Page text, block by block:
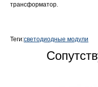
трансформатор.
Теги:светодиодные модули